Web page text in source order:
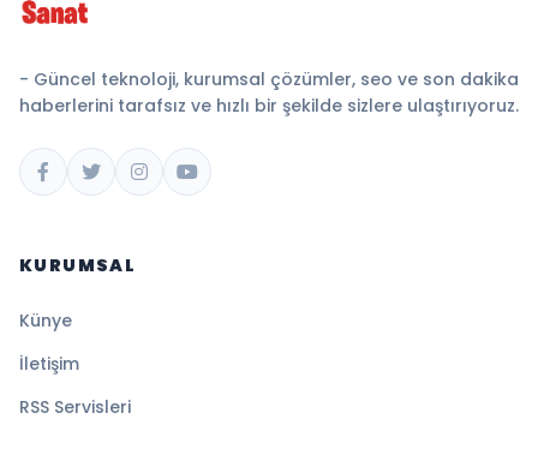
- Güncel teknoloji, kurumsal çözümler, seo ve son dakika
haberlerini tarafsız ve hızlı bir şekilde sizlere ulaştırıyoruz.
KURUMSAL
Künye
İletişim
RSS Servisleri